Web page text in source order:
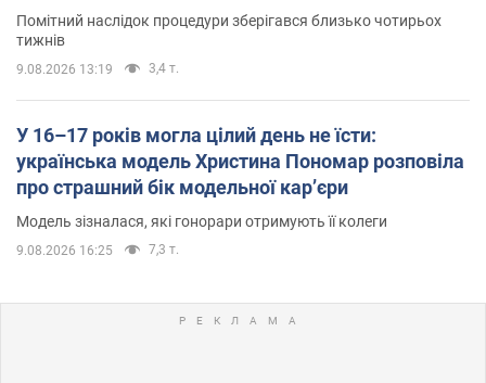
Помітний наслідок процедури зберігався близько чотирьох
тижнів
9.08.2026 13:19 3,4 т.
У 16–17 років могла цілий день не їсти:
українська модель Христина Пономар розповіла
про страшний бік модельної кар’єри
Модель зізналася, які гонорари отримують її колеги
9.08.2026 16:25 7,3 т.